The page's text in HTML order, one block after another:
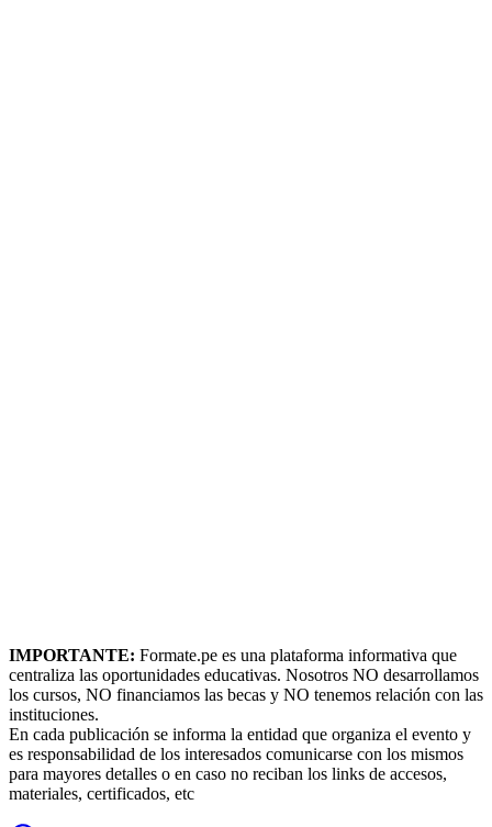
IMPORTANTE: Formate.pe es una plataforma informativa que
centraliza las oportunidades educativas. Nosotros NO desarrollamos
los cursos, NO financiamos las becas y NO tenemos relación con las
instituciones.
En cada publicación se informa la entidad que organiza el evento y
es responsabilidad de los interesados comunicarse con los mismos
para mayores detalles o en caso no reciban los links de accesos,
materiales, certificados, etc